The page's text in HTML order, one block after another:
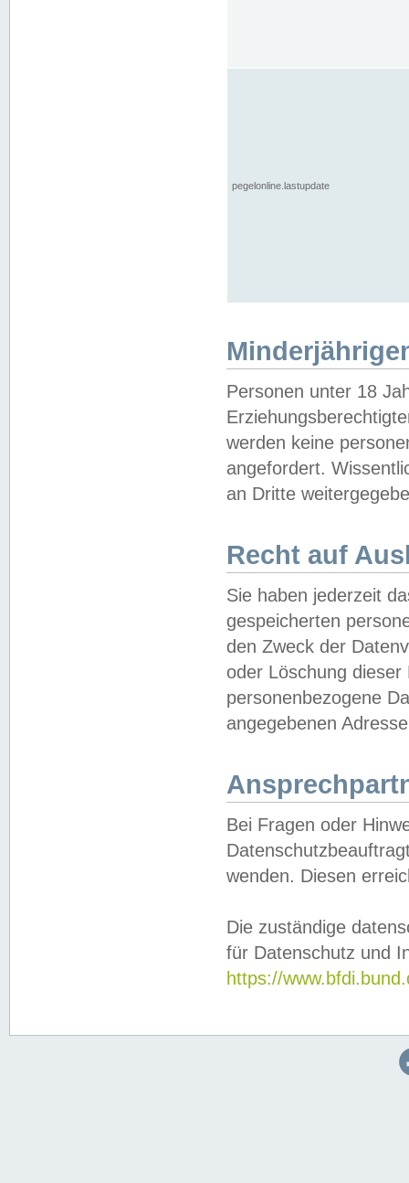
pegelonline.lastupdate
Personen unter 18
werden keine
angefordert.
an Dritte
Recht auf
Sie haben jederzeit
gespeicherten
den Zweck der
oder Löschung
personenbezogene
angegebenen
Bei Fragen oder
wenden. Diesen
Die zuständige
für Datenschutz und
https://